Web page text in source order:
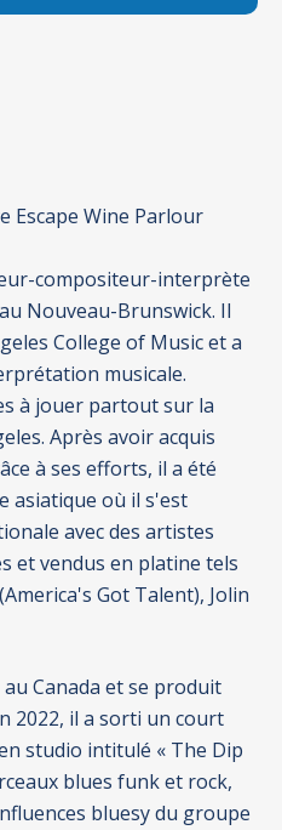
Escape Wine Parlour
compositeur-interprète
Nouveau-Brunswick. Il
College of Music et a
musicale.
à jouer partout sur la
Après avoir acquis
à ses efforts, il a été
asiatique où il s'est
avec des artistes
et vendus en platine tels
Got Talent), Jolin
Canada et se produit
2022, il a sorti un court
studio intitulé « The Dip
blues funk et rock,
bluesy du groupe